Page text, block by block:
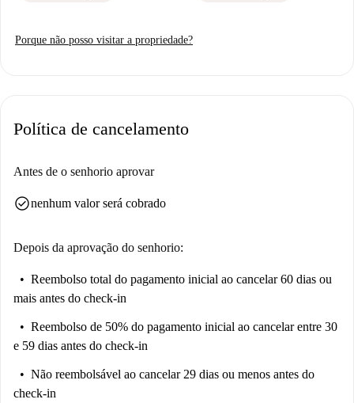
Porque não posso visitar a propriedade?
Política de cancelamento
Antes de o senhorio aprovar
check_circlenenhum valor será cobrado
Depois da aprovação do senhorio:
Reembolso total do pagamento inicial ao cancelar 60 dias ou
mais antes do check-in
Reembolso de 50% do pagamento inicial ao cancelar entre 30
e 59 dias antes do check-in
Não reembolsável ao cancelar 29 dias ou menos antes do
check-in